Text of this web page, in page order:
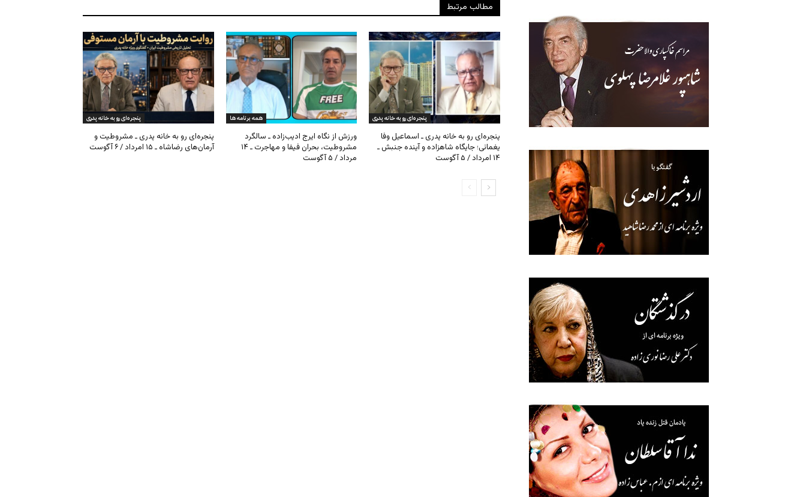
مطالب مرتبط
پنجره‌ای رو به خانه پدری
پنجره‌ای رو به خانه پدری ـ مشروطیت و
آرمان‌های رضاشاه ـ ۱۵ امرداد / ۶ آگوست
همه برنامه ها
ورزش از نگاه ایرج ادیب‌زاده ـ سالگرد
مشروطیت، بحران فیفا و مهاجرت ـ ۱۴
مرداد / ۵ آگوست
پنجره‌ای رو به خانه پدری
پنجره‌ای رو به خانه پدری ـ اسماعیل وفا
یغمائی؛ جایگاه شاهزاده و آینده جنبش ـ
۱۴ امرداد / ۵ آگوست